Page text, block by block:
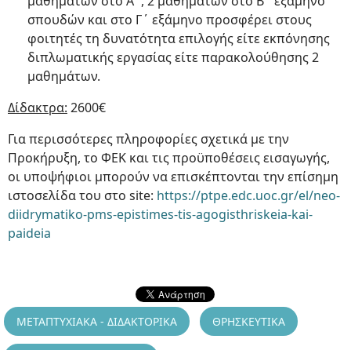
σπουδών και στο Γ΄ εξάμηνο προσφέρει στους
φοιτητές τη δυνατότητα επιλογής είτε εκπόνησης
διπλωματικής εργασίας είτε παρακολούθησης 2
μαθημάτων.
Δίδακτρα: 2600€
Για περισσότερες πληροφορίες σχετικά με την
Προκήρυξη, το ΦΕΚ και τις προϋποθέσεις εισαγωγής,
οι υποψήφιοι μπορούν να επισκέπτονται την επίσημη
ιστοσελίδα του στο site: https://ptpe.edc.uoc.gr/el/neo-
diidrymatiko-pms-epistimes-tis-agogisthriskeia-kai-
paideia
ΜΕΤΑΠΤΥΧΙΑΚΑ - ΔΙΔΑΚΤΟΡΙΚΑ ΘΡΗΣΚΕΥΤΙΚΑ